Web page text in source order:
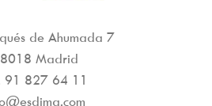
de Ahumada 7
Madrid
91 827 64 11